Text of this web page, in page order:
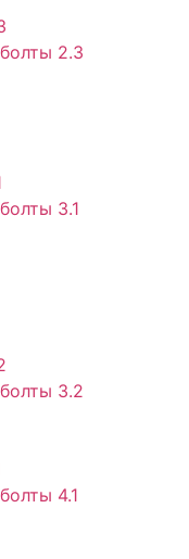
2.3
3.1
3.2
4.1